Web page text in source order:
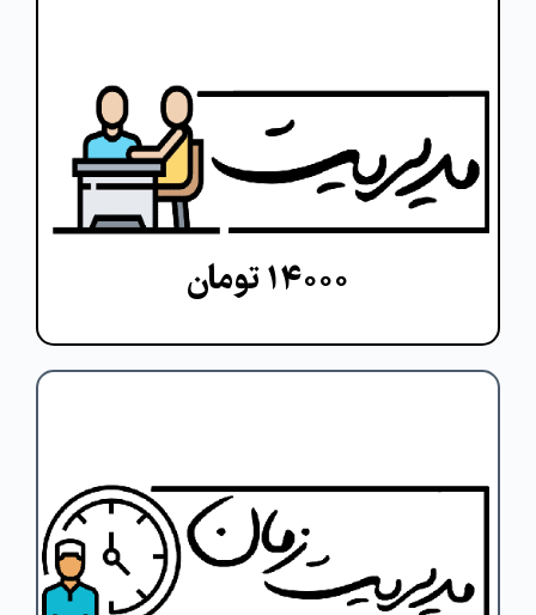
۱۴۰۰۰ تومان
به جامعه برای ارائه خدمات طلبگی نیاز به
مهارت آموزی دارد. یکی از مهارت های پایه
برای هر اقدامی، مهارت مدیریت است.
برای ارائه خدمات طلبگی نیاز به مهارت آموزی دارد.
یکی از مهارت های پایه برای هر اقدامی، مهارت
مدیریت زمان است.